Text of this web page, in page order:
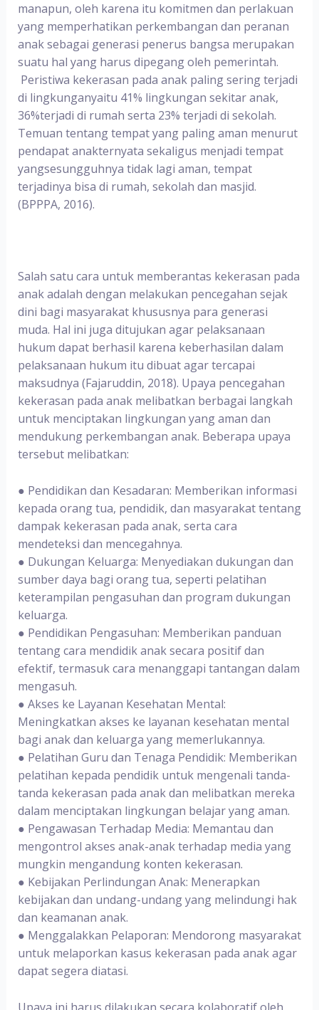
manapun, oleh karena itu komitmen dan perlakuan
yang memperhatikan perkembangan dan peranan
anak sebagai generasi penerus bangsa merupakan
suatu hal yang harus dipegang oleh pemerintah.
Peristiwa kekerasan pada anak paling sering terjadi
di lingkunganyaitu 41% lingkungan sekitar anak,
36%terjadi di rumah serta 23% terjadi di sekolah.
Temuan tentang tempat yang paling aman menurut
pendapat anakternyata sekaligus menjadi tempat
yangsesungguhnya tidak lagi aman, tempat
terjadinya bisa di rumah, sekolah dan masjid.
(BPPPA, 2016).
Salah satu cara untuk memberantas kekerasan pada
anak adalah dengan melakukan pencegahan sejak
dini bagi masyarakat khususnya para generasi
muda. Hal ini juga ditujukan agar pelaksanaan
hukum dapat berhasil karena keberhasilan dalam
pelaksanaan hukum itu dibuat agar tercapai
maksudnya (Fajaruddin, 2018). Upaya pencegahan
kekerasan pada anak melibatkan berbagai langkah
untuk menciptakan lingkungan yang aman dan
mendukung perkembangan anak. Beberapa upaya
tersebut melibatkan:
● ‌Pendidikan dan Kesadaran: Memberikan informasi
kepada orang tua, pendidik, dan masyarakat tentang
dampak kekerasan pada anak, serta cara
mendeteksi dan mencegahnya.
● Dukungan Keluarga: Menyediakan dukungan dan
sumber daya bagi orang tua, seperti pelatihan
keterampilan pengasuhan dan program dukungan
keluarga.
● Pendidikan Pengasuhan: Memberikan panduan
tentang cara mendidik anak secara positif dan
efektif, termasuk cara menanggapi tantangan dalam
mengasuh.
● ‌Akses ke Layanan Kesehatan Mental:
Meningkatkan akses ke layanan kesehatan mental
bagi anak dan keluarga yang memerlukannya.
● ‌Pelatihan Guru dan Tenaga Pendidik: Memberikan
pelatihan kepada pendidik untuk mengenali tanda-
tanda kekerasan pada anak dan melibatkan mereka
dalam menciptakan lingkungan belajar yang aman.
● ‌Pengawasan Terhadap Media: Memantau dan
mengontrol akses anak-anak terhadap media yang
mungkin mengandung konten kekerasan.
● ‌Kebijakan Perlindungan Anak: Menerapkan
kebijakan dan undang-undang yang melindungi hak
dan keamanan anak.
● ‌Menggalakkan Pelaporan: Mendorong masyarakat
untuk melaporkan kasus kekerasan pada anak agar
dapat segera diatasi.
Upaya ini harus dilakukan secara kolaboratif oleh